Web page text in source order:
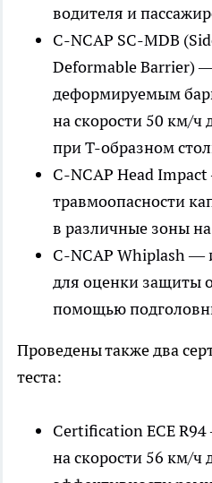
водителя и
C-NCAP SC-MDB
Deformable Barrier)
деформируемым
на скорости 50 км/
при Т-образном
C-NCAP Head
травмоопасности
в различные зоны
C-NCAP Whiplash —
для оценки защиты
помощью
Проведены также два
теста:
Certification ECE
на скорости 56 км/ч